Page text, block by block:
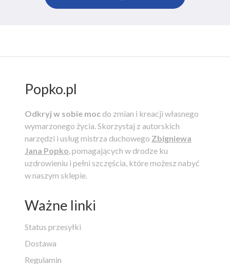
Popko.pl
Odkryj w sobie moc do zmian i kreacji własnego
wymarzonego życia.Skorzystaj z autorskich
narzędzi i usług mistrza duchowego Zbigniewa
Jana Popko, pomagających w drodze ku
uzdrowieniu i pełni szczęścia, które możesz nabyć
w naszym sklepie.
Ważne linki
Status przesyłki
Dostawa
Regulamin